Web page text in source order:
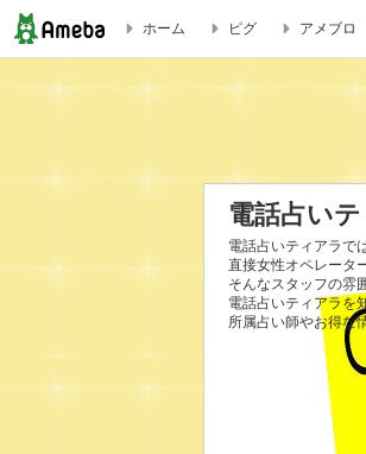
ブログ記事一覧｜電話占いティアラ ス
ホーム ピグ アメブロ
電話占い
電話占いティアラで
直接女性オペレータ
そんなスタッフの雰
電話占いティアラを
所属占い師やお得な